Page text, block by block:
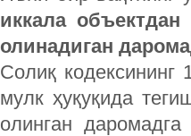
иккала
олинадиган
Солиқ кодексининг
мулк ҳуқуқида
олинган